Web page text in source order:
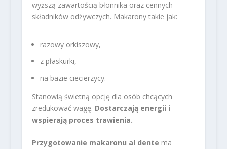
wyższą zawartością błonnika oraz cennych
składników odżywczych. Makarony takie jak:
razowy orkiszowy,
z płaskurki,
na bazie ciecierzycy.
Stanowią świetną opcję dla osób chcących
zredukować wagę. Dostarczają energii i
wspierają proces trawienia.
Przygotowanie makaronu al dente ma